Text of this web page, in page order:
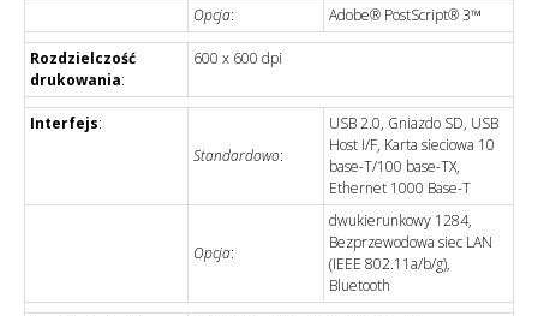
Opcja: Adobe® PostScript® 3™
Rozdzielczość
drukowania:
600 x 600 dpi
Interfejs:
Standardowo:
USB 2.0, Gniazdo SD, USB
Host I/F, Karta sieciowa 10
base-T/100 base-TX,
Ethernet 1000 Base-T
Opcja:
dwukierunkowy 1284,
Bezprzewodowa siec LAN
(IEEE 802.11a/b/g),
Bluetooth